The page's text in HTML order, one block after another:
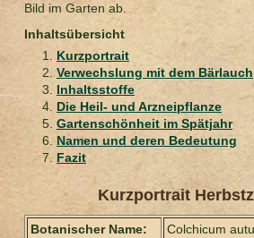
Bild im Garten ab.
Inhaltsübersicht
Kurzportrait
Verwechslung mit dem Bärlauch
Inhaltsstoffe
Die Heil- und Arzneipflanze
Gartenschönheit im Spätjahr
Namen und deren Bedeutung
Fazit
Kurzportrait
Botanischer Name:
Colchicum